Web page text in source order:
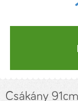
Csákány